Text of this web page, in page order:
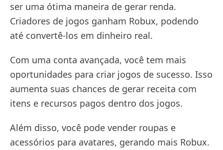
ser uma ótima maneira de gerar renda.
Criadores de jogos ganham Robux, podendo
até convertê-los em dinheiro real.
Com uma conta avançada, você tem mais
oportunidades para criar jogos de sucesso. Isso
aumenta suas chances de gerar receita com
itens e recursos pagos dentro dos jogos.
Além disso, você pode vender roupas e
acessórios para avatares, gerando mais Robux.